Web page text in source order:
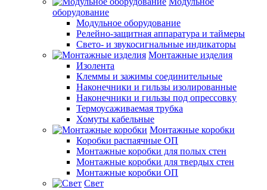
оборудование
Модульное оборудование
Релейно-защитная аппаратура и таймеры
Свето- и звукосигнальные индикаторы
Монтажные изделия
Изолента
Клеммы и зажимы соединительные
Наконечники и гильзы изолированные
Наконечники и гильзы под опрессовку
Термоусаживаемая трубка
Хомуты кабельные
Монтажные коробки
Коробки распаячные ОП
Монтажные коробки для полых стен
Монтажные коробки для твердых стен
Монтажные коробки ОП
Свет